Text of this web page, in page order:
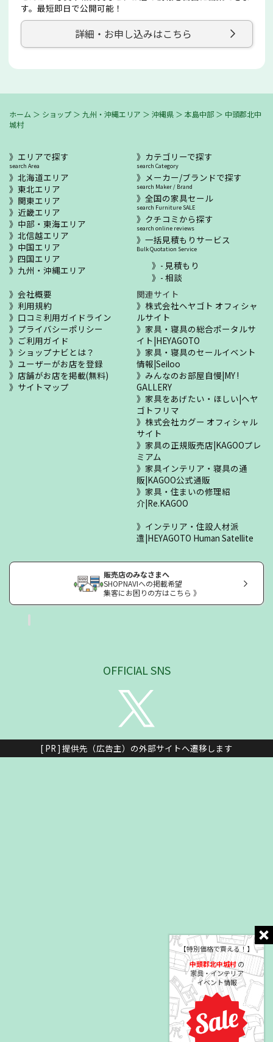
【特別価格で買える！】
中頭郡北中城村の
家具・インテリア
イベント情報
す。最短即日で公開可能！
詳細・お申し込みはこちら
ホーム ＞ ショップ ＞ 九州・沖縄エリア ＞ 沖縄県 ＞ 本島中部 ＞ 中頭郡北中
城村
エリアで探す
search Area
北海道エリア
東北エリア
関東エリア
近畿エリア
中部・東海エリア
北信越エリア
中国エリア
四国エリア
九州・沖縄エリア
カテゴリーで探す
search Category
メーカー/ブランドで探す
search Maker / Brand
全国の家具セール
search Furniture SALE
クチコミから探す
search online reviews
一括見積もりサービス
Bulk Quotation Service
- 見積もり
- 相談
会社概要
利用規約
口コミ利用ガイドライン
プライバシーポリシー
ご利用ガイド
ショップナビとは？
ユーザーがお店を登録
店舗がお店を掲載(無料)
サイトマップ
関連サイト
株式会社ヘヤゴト オフィシャ
ルサイト
家具・寝具の総合ポータルサ
イト|HEYAGOTO
家具・寝具のセールイベント
情報|Seiloo
みんなのお部屋自慢|MY !
GALLERY
家具をあげたい・ほしい|ヘヤ
ゴトフリマ
株式会社カグー オフィシャル
サイト
家具の正規販売店|KAGOOプレ
ミアム
家具インテリア・寝具の通
販|KAGOO公式通販
家具・住まいの修理紹
介|Re.KAGOO
インテリア・住設人材派
遣|HEYAGOTO Human Satellite
販売店のみなさまへ
SHOPNAVIへの掲載希望
集客にお困りの方はこちら 》
OFFICIAL SNS
[ PR ] 提供先（広告主）の外部サイトへ遷移します